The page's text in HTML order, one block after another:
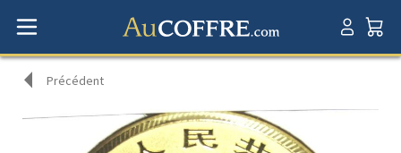
Précédent